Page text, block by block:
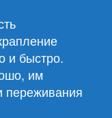
и быстро.
им
переживания